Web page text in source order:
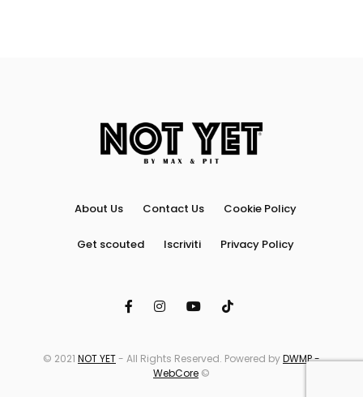
About Us Contact Us Cookie Policy
Get scouted Iscriviti Privacy Policy
© 2021 NOT YET- All Rights Reserved. Powered byDWMP -
WebCore©